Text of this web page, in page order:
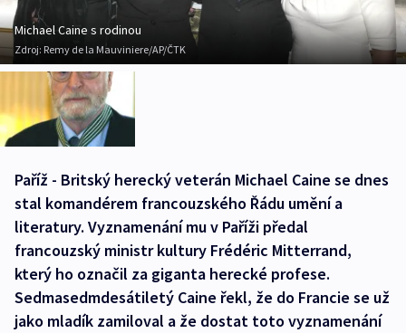
Michael Caine s rodinou
Zdroj: Remy de la Mauviniere/AP/ČTK
Paříž - Britský herecký veterán Michael Caine se dnes
stal komandérem francouzského Řádu umění a
literatury. Vyznamenání mu v Paříži předal
francouzský ministr kultury Frédéric Mitterrand,
který ho označil za giganta herecké profese.
Sedmasedmdesátiletý Caine řekl, že do Francie se už
jako mladík zamiloval a že dostat toto vyznamenání